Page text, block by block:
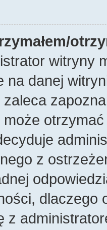
witryny
na danej
może
z
dlaczego
z